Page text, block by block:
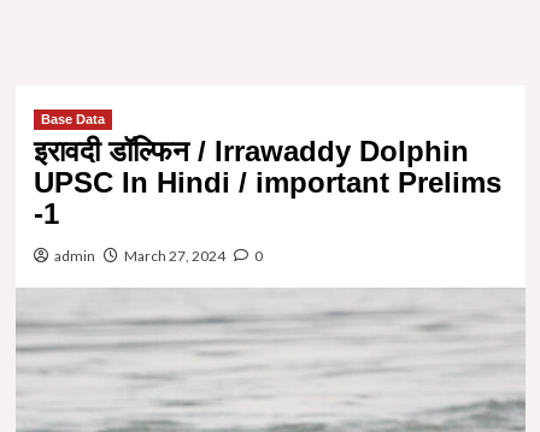
Base Data
इरावदी डॉल्फिन / Irrawaddy Dolphin
UPSC In Hindi / important Prelims
-1
admin March 27, 2024 0